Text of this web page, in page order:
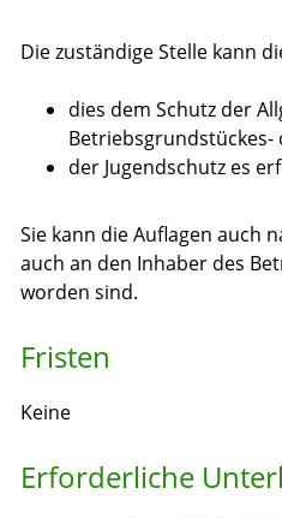
Die zuständige Stelle kann
dies dem Schutz der
der Jugendschutz es
Sie kann die Auflagen auch
auch an den Inhaber des
worden sind.
Fristen
Keine
Erforderliche